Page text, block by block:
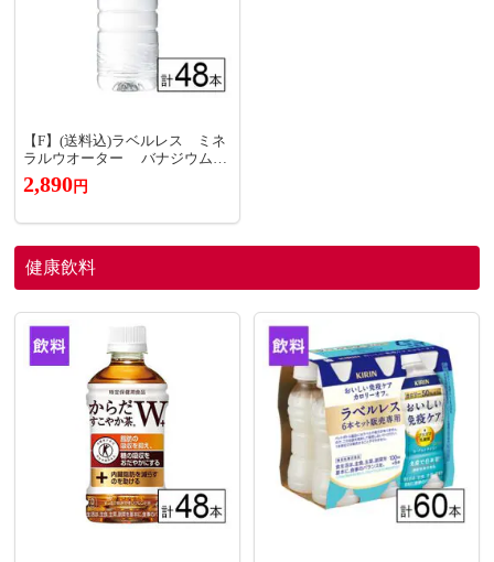
【F】(送料込)ラベルレス ミネ
ラルウオーター バナジウム&
シリカ天然水 500ml×48本
2,890円
健康飲料